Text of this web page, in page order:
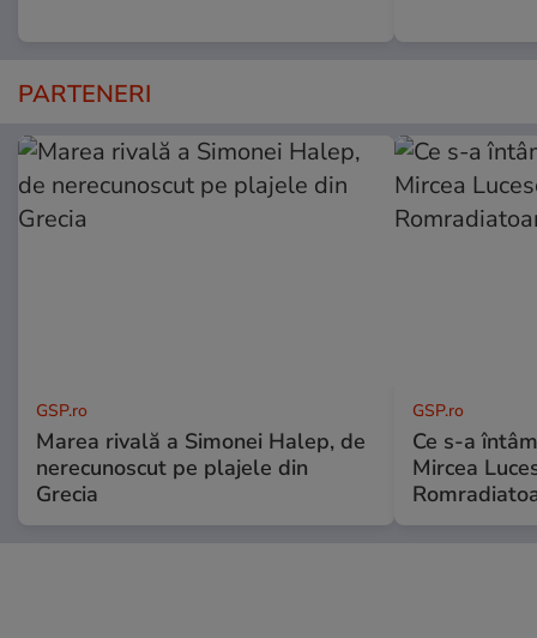
PARTENERI
GSP.ro
Marea rivală a Simonei Halep, de
nerecunoscut pe plajele din
Grecia
GSP.ro
Ce s-a
Mircea